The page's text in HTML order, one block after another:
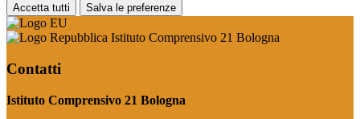
Accetta tutti Salva le preferenze
Istituto Comprensivo 21 Bologna
Contatti
Istituto Comprensivo 21 Bologna